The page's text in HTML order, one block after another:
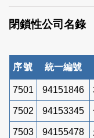
索
閉鎖性公司名錄
序號 統一編號
7501 94151846
7502 94153345
7503 94155478